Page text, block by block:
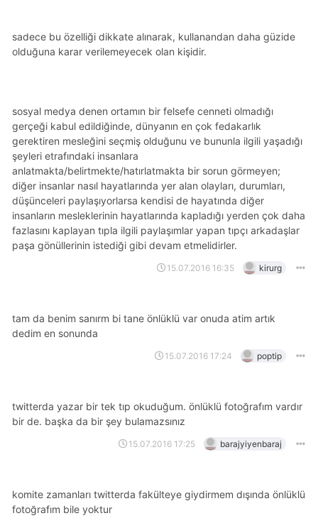
sadece bu özelliği dikkate alınarak, kullanandan daha güzide
olduğuna karar verilemeyecek olan kişidir.
sosyal medya denen ortamın bir felsefe cenneti olmadığı
gerçeği kabul edildiğinde, dünyanın en çok fedakarlık
gerektiren mesleğini seçmiş olduğunu ve bununla ilgili yaşadığı
şeyleri etrafındaki insanlara
anlatmakta/belirtmekte/hatırlatmakta bir sorun görmeyen;
diğer insanlar nasıl hayatlarında yer alan olayları, durumları,
düşünceleri paylaşıyorlarsa kendisi de hayatında diğer
insanların mesleklerinin hayatlarında kapladığı yerden çok daha
fazlasını kaplayan tıpla ilgili paylaşımlar yapan tıpçı arkadaşlar
paşa gönüllerinin istediği gibi devam etmelidirler.
15.07.2016 16:35 kirurg
tam da benim sanırm bi tane önlüklü var onuda atim artık
dedim en sonunda
15.07.2016 17:24 poptip
twitterda yazar bir tek tıp okuduğum. önlüklü fotoğrafım vardır
bir de. başka da bir şey bulamazsınız
15.07.2016 17:25 barajyiyenbaraj
komite zamanları twitterda fakülteye giydirmem dışında önlüklü
fotoğrafım bile yoktur